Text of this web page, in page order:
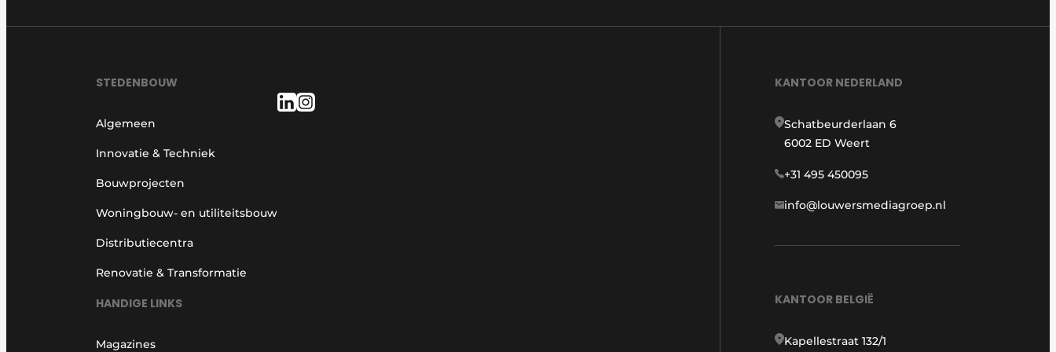
STEDENBOUW
Algemeen
Innovatie & Techniek
Bouwprojecten
Woningbouw- en utiliteitsbouw
Distributiecentra
Renovatie & Transformatie
HANDIGE LINKS
Magazines
KANTOOR NEDERLAND
Schatbeurderlaan 6
6002 ED Weert
+31 495 450095
info@louwersmediagroep.nl
KANTOOR BELGIË
Kapellestraat 132/1